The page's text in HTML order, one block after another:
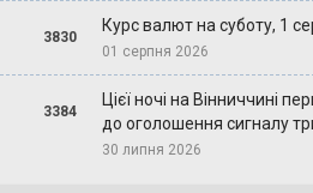
3830
Курс валют на суботу, 1
01 серпня 2026
3384
Цієї ночі на Вінниччині
до оголошення сигналу
30 липня 2026